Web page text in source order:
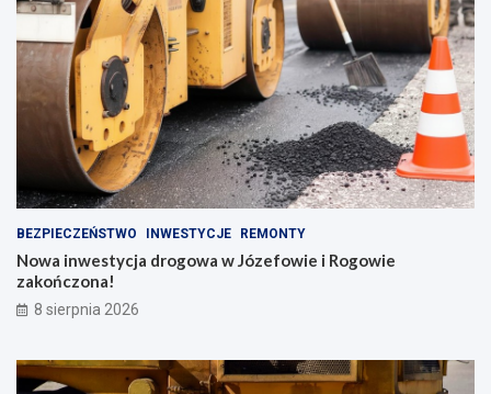
BEZPIECZEŃSTWO INWESTYCJE REMONTY
Nowa inwestycja drogowa w Józefowie i Rogowie
zakończona!
8 sierpnia 2026